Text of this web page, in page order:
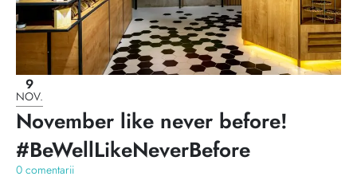
9
NOV.
November like never before!
#BeWellLikeNeverBefore
0 comentarii